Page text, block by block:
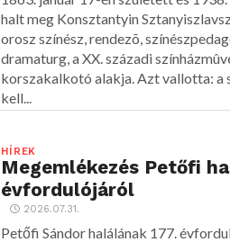
halt meg Konsztantyin
orosz színész, rendezõ,
dramaturg, a XX. századi
korszakalkotó alakja. Azt vallotta: a
kell...
HÍREK
Megemlékezés Petőfi
évfordulójáról
2026.07.31.
Petőfi Sándor halálának 177.